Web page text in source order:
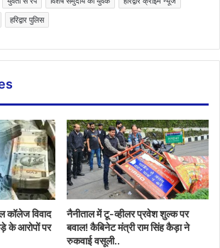
हरिद्वार पुलिस
कॉलेज विवाद
के आरोपों पर
नैनीताल में टू-व्हीलर प्रवेश शुल्क पर
बवाल! कैबिनेट मंत्री राम सिंह कैड़ा ने
रुकवाई वसूली..